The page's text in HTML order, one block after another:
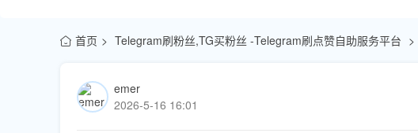
首页 Telegram刷粉丝,TG买粉丝 -Telegram刷点赞自助服务平台
emer
2026-5-16 16:01